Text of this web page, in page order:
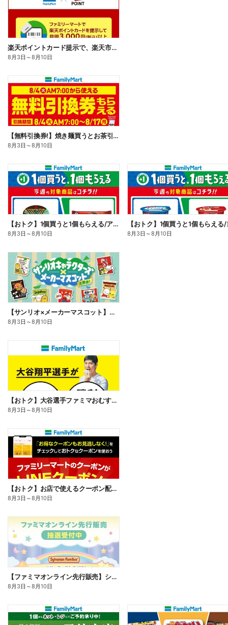
楽天ポイントカード提示で、楽天市場でのお買い物がおトクに!
8月3日 ～8月10日
【無料引換券!】焼き麺買うとお茶引換券貰える!
8月3日 ～8月10日
【おトク】1個買うと1個もらえる/アイス
8月3日 ～8月10日 8月3日 ～8月10日
【サンリオ×メーカーマスコット】オリジナルグッズ貰える!
8月3日 ～8月10日
【おトク】大谷選手ファミマおむすび割
8月3日 ～8月10日
【おトク】お店で使えるクーポン配信中
8月3日 ～8月10日
【ファミマオンライン先行販売】シルバニアファミリー
8月3日 ～8月10日